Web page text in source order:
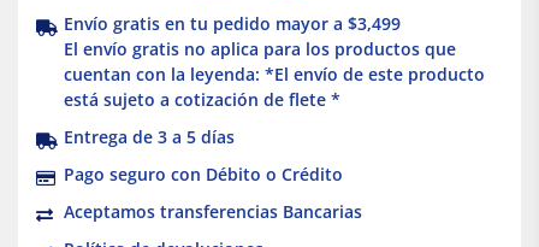
Envío gratis en tu pedido mayor a $3,499
El envío gratis no aplica para los productos que
cuentan con la leyenda: *El envío de este producto
está sujeto a cotización de flete *
Entrega de 3 a 5 días
Pago seguro con Débito o Crédito
Aceptamos transferencias Bancarias